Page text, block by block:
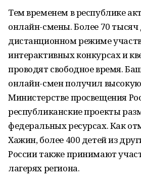
Тем временем в республике
онлайн-смены. Более 70 тысяч
дистанционном режиме
интерактивных конкурсах и
проводят свободное время.
онлайн-смен получил
Министерстве просвещения
республиканские проекты
федеральных ресурсах. Как
Хажин, более 400 детей из
России также принимают
лагерях региона.